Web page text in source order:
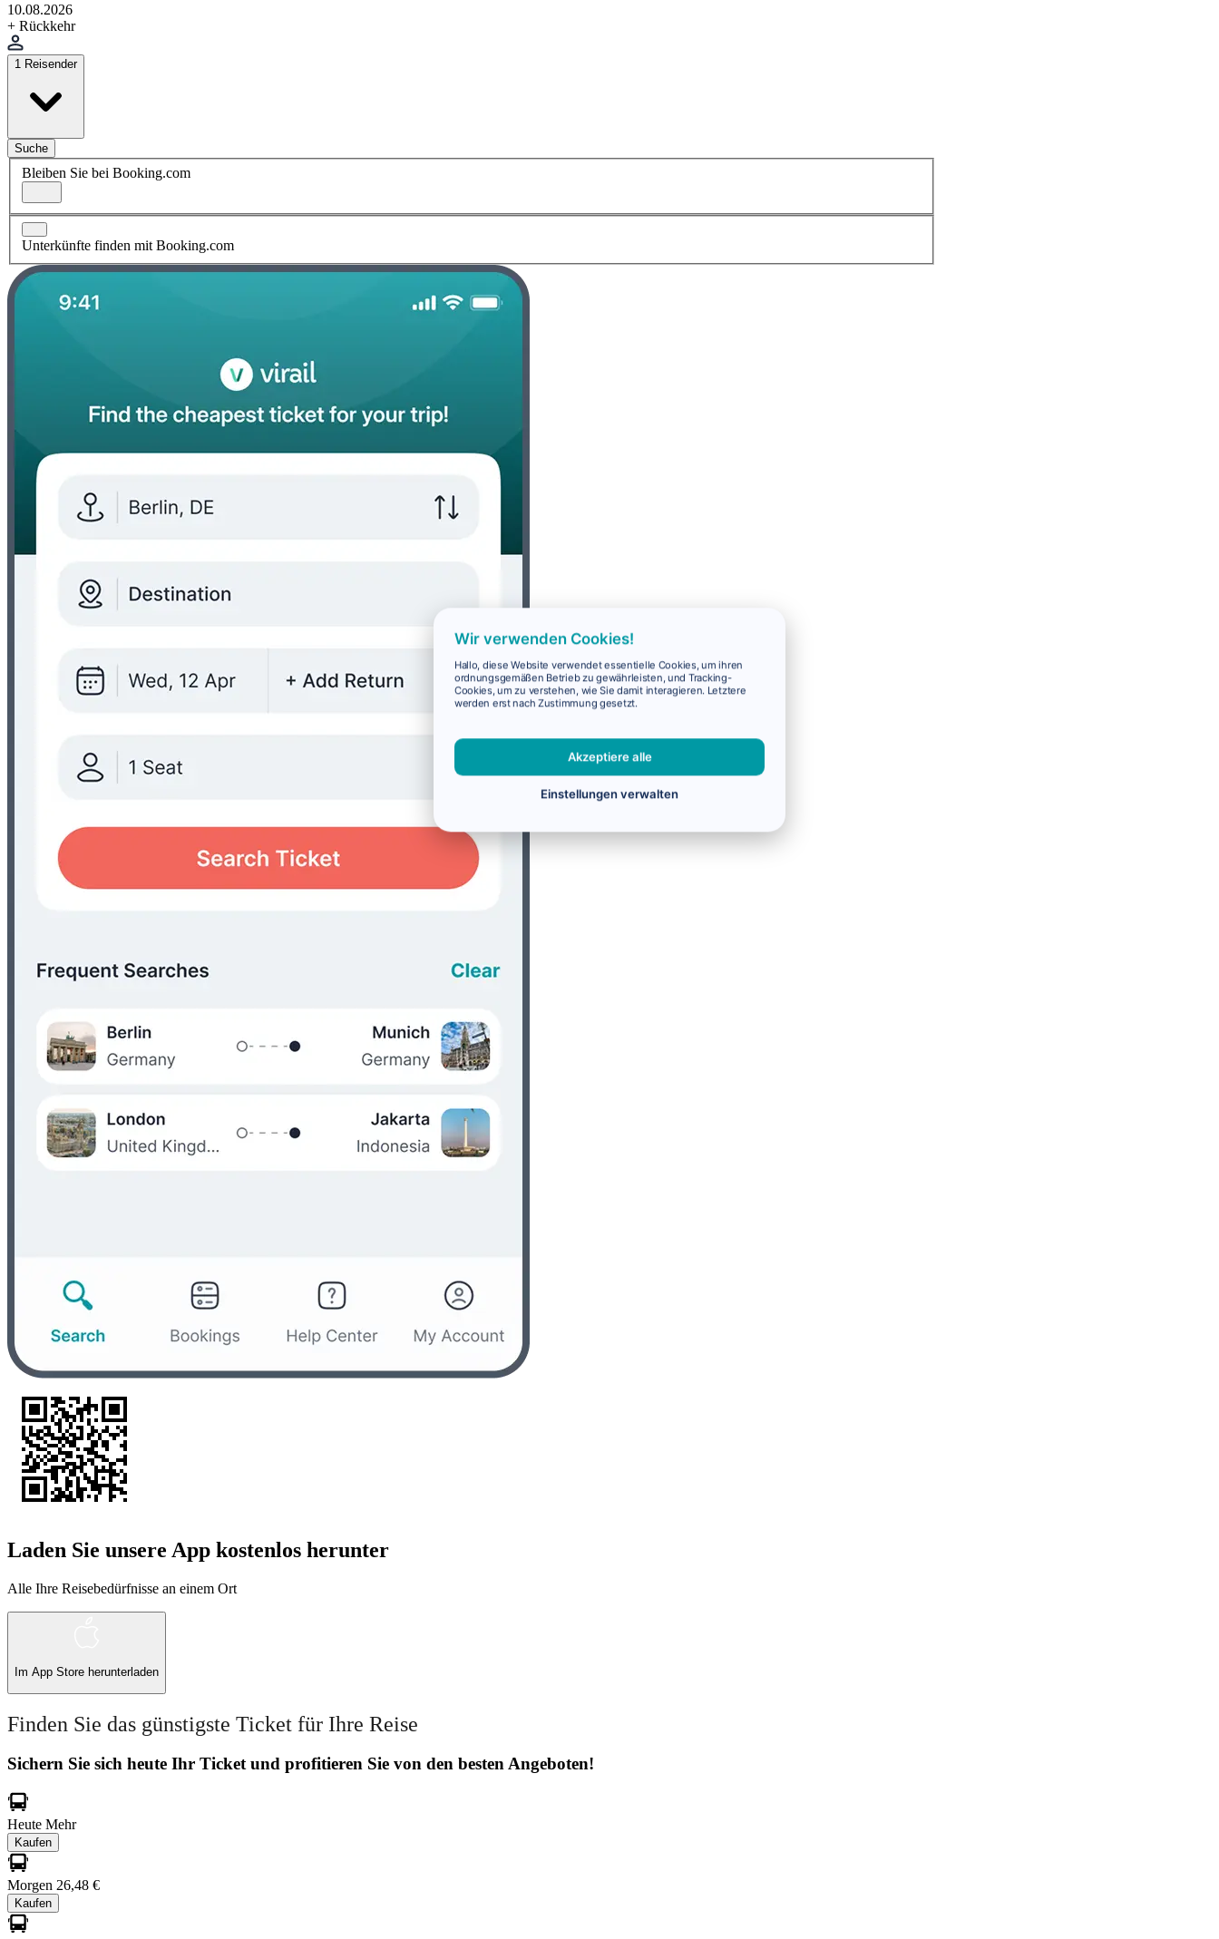
10.08.2026
+ Rückkehr
1 Reisender
Suche
Bleiben Sie bei Booking.com
Unterkünfte finden mit Booking.com
Laden Sie unsere App kostenlos herunter
Alle Ihre Reisebedürfnisse an einem Ort
Im App Store herunterladen
Finden Sie das günstigste Ticket für Ihre Reise
Sichern Sie sich heute Ihr Ticket und profitieren Sie von den besten Angeboten!
Heute Mehr
Kaufen
Morgen 26,48 €
Kaufen
Wir verwenden Cookies!
Hallo, diese Website verwendet essentielle Cookies, um ihren
ordnungsgemäßen Betrieb zu gewährleisten, und Tracking-
Cookies, um zu verstehen, wie Sie damit interagieren. Letztere
werden erst nach Zustimmung gesetzt.
Akzeptiere alle
Einstellungen verwalten